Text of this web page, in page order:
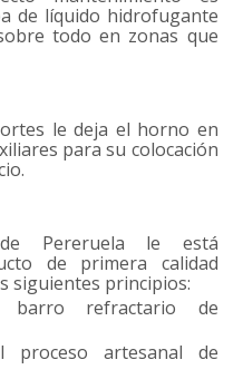
de líquido hidrofugante
todo en zonas que
le deja el horno en
para su colocación
Pereruela le está
de primera calidad
siguientes principios:
barro refractario de
proceso artesanal de